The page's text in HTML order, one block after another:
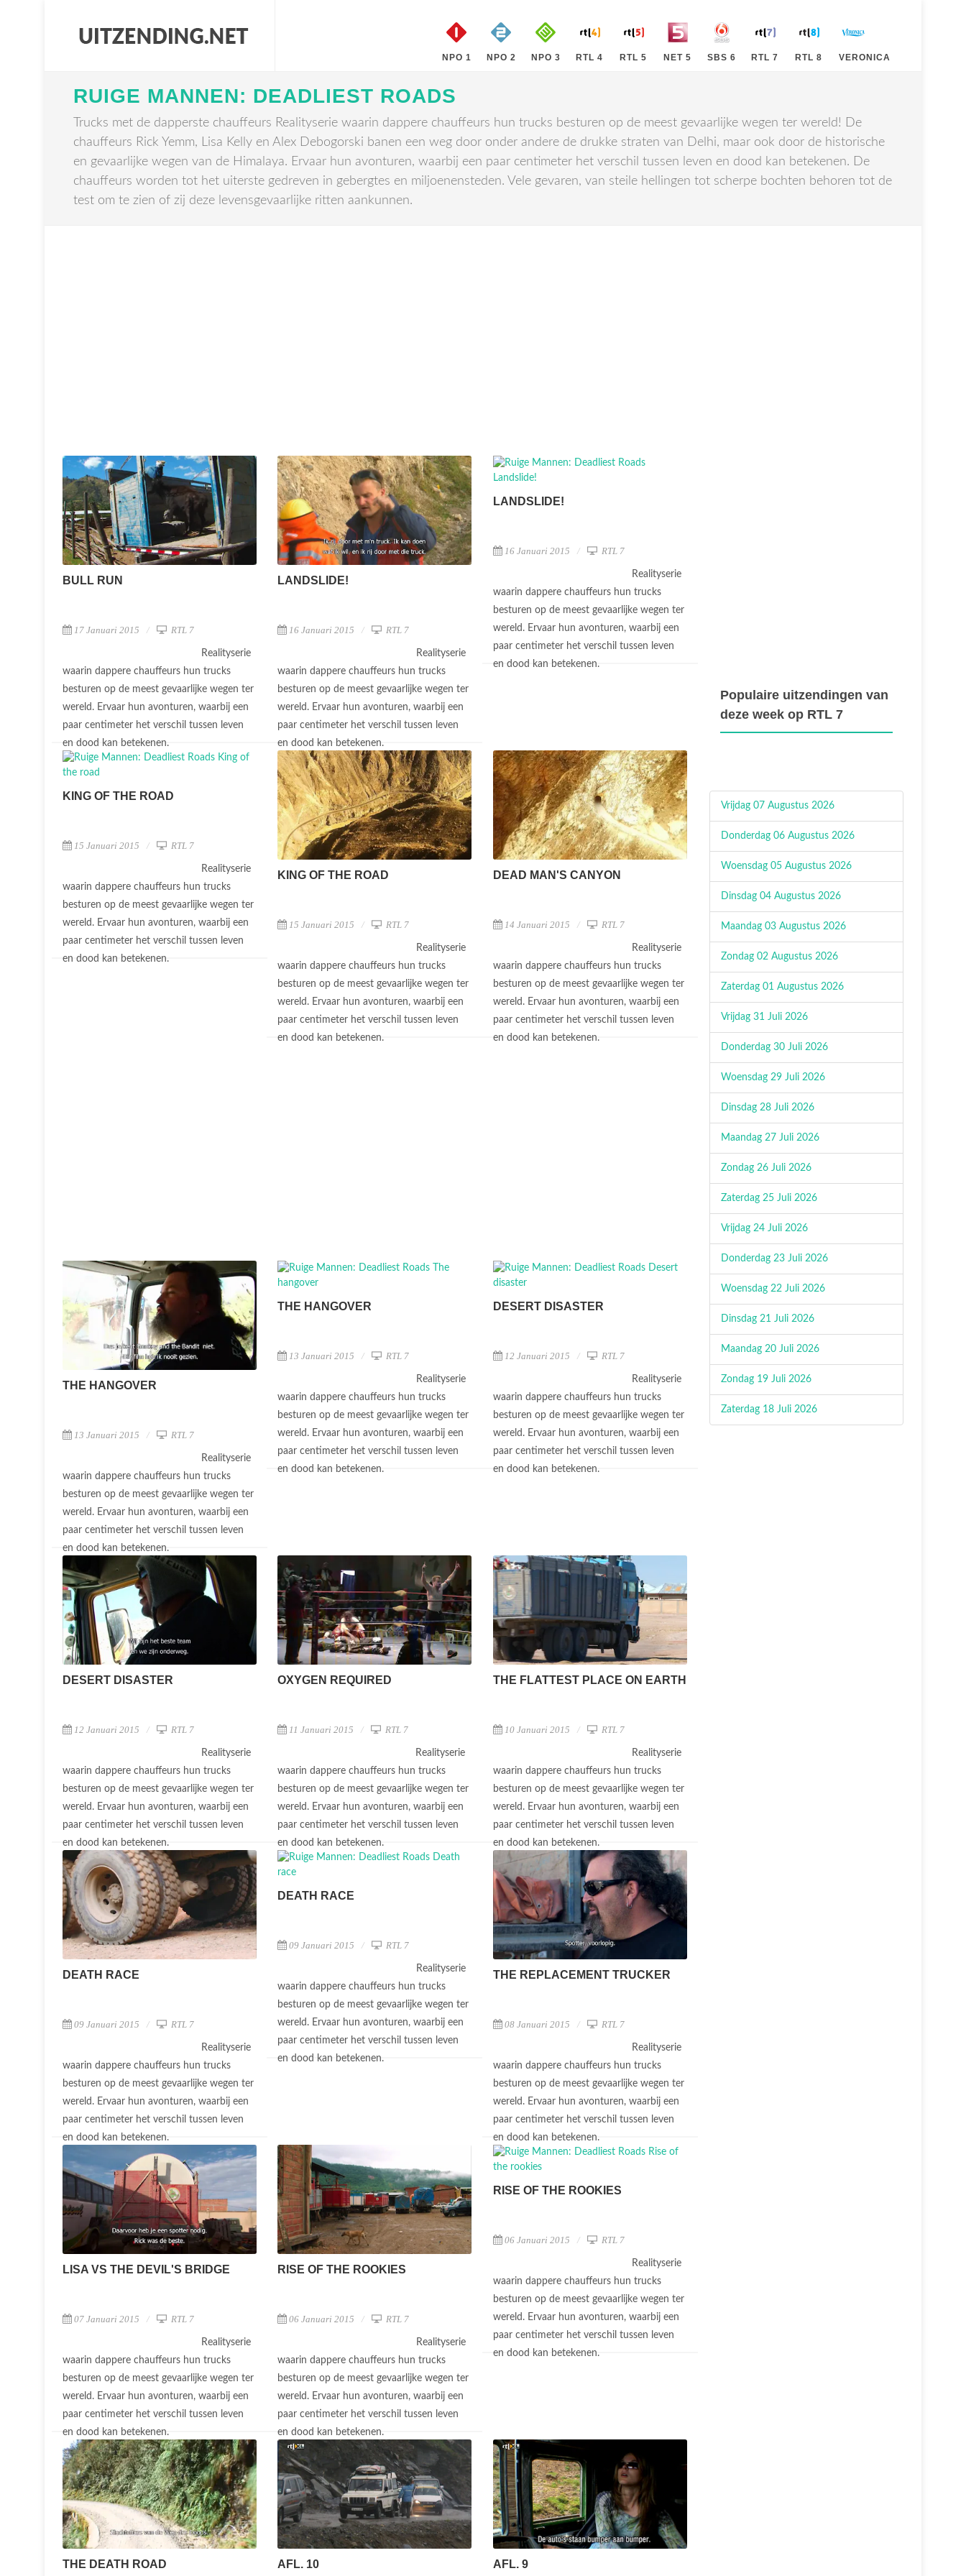
NPO 1 NPO 2 NPO 3 RTL 4 RTL 5 NET 5 SBS 6 RTL 7 RTL 8 VERONICA
RUIGE MANNEN: DEADLIEST ROADS
Trucks met de dapperste chauffeurs Realityserie waarin dappere chauffeurs hun trucks besturen op de meest gevaarlijke wegen ter wereld! De
chauffeurs Rick Yemm, Lisa Kelly en Alex Debogorski banen een weg door onder andere de drukke straten van Delhi, maar ook door de historische
en gevaarlijke wegen van de Himalaya. Ervaar hun avonturen, waarbij een paar centimeter het verschil tussen leven en dood kan betekenen. De
chauffeurs worden tot het uiterste gedreven in gebergtes en miljoenensteden. Vele gevaren, van steile hellingen tot scherpe bochten behoren tot de
test om te zien of zij deze levensgevaarlijke ritten aankunnen.
BULL RUN
17 Januari 2015 RTL 7
Realityserie
waarin dappere chauffeurs hun trucks
besturen op de meest gevaarlijke wegen ter
wereld. Ervaar hun avonturen, waarbij een
paar centimeter het verschil tussen leven
en dood kan betekenen.
LANDSLIDE!
16 Januari 2015 RTL 7
Realityserie
waarin dappere chauffeurs hun trucks
besturen op de meest gevaarlijke wegen ter
wereld. Ervaar hun avonturen, waarbij een
paar centimeter het verschil tussen leven
en dood kan betekenen.
LANDSLIDE!
16 Januari 2015 RTL 7
Realityserie
waarin dappere chauffeurs hun trucks
besturen op de meest gevaarlijke wegen ter
wereld. Ervaar hun avonturen, waarbij een
paar centimeter het verschil tussen leven
en dood kan betekenen.
KING OF THE ROAD
15 Januari 2015 RTL 7
Realityserie
waarin dappere chauffeurs hun trucks
besturen op de meest gevaarlijke wegen ter
wereld. Ervaar hun avonturen, waarbij een
paar centimeter het verschil tussen leven
en dood kan betekenen.
KING OF THE ROAD
15 Januari 2015 RTL 7
Realityserie
waarin dappere chauffeurs hun trucks
besturen op de meest gevaarlijke wegen ter
wereld. Ervaar hun avonturen, waarbij een
paar centimeter het verschil tussen leven
en dood kan betekenen.
DEAD MAN'S CANYON
14 Januari 2015 RTL 7
Realityserie
waarin dappere chauffeurs hun trucks
besturen op de meest gevaarlijke wegen ter
wereld. Ervaar hun avonturen, waarbij een
paar centimeter het verschil tussen leven
en dood kan betekenen.
THE HANGOVER
13 Januari 2015 RTL 7
Realityserie
waarin dappere chauffeurs hun trucks
besturen op de meest gevaarlijke wegen ter
wereld. Ervaar hun avonturen, waarbij een
paar centimeter het verschil tussen leven
en dood kan betekenen.
THE HANGOVER
13 Januari 2015 RTL 7
Realityserie
waarin dappere chauffeurs hun trucks
besturen op de meest gevaarlijke wegen ter
wereld. Ervaar hun avonturen, waarbij een
paar centimeter het verschil tussen leven
en dood kan betekenen.
DESERT DISASTER
12 Januari 2015 RTL 7
Realityserie
waarin dappere chauffeurs hun trucks
besturen op de meest gevaarlijke wegen ter
wereld. Ervaar hun avonturen, waarbij een
paar centimeter het verschil tussen leven
en dood kan betekenen.
DESERT DISASTER
12 Januari 2015 RTL 7
Realityserie
waarin dappere chauffeurs hun trucks
besturen op de meest gevaarlijke wegen ter
wereld. Ervaar hun avonturen, waarbij een
paar centimeter het verschil tussen leven
en dood kan betekenen.
OXYGEN REQUIRED
11 Januari 2015 RTL 7
Realityserie
waarin dappere chauffeurs hun trucks
besturen op de meest gevaarlijke wegen ter
wereld. Ervaar hun avonturen, waarbij een
paar centimeter het verschil tussen leven
en dood kan betekenen.
THE FLATTEST PLACE ON EARTH
10 Januari 2015 RTL 7
Realityserie
waarin dappere chauffeurs hun trucks
besturen op de meest gevaarlijke wegen ter
wereld. Ervaar hun avonturen, waarbij een
paar centimeter het verschil tussen leven
en dood kan betekenen.
DEATH RACE
09 Januari 2015 RTL 7
Realityserie
waarin dappere chauffeurs hun trucks
besturen op de meest gevaarlijke wegen ter
wereld. Ervaar hun avonturen, waarbij een
paar centimeter het verschil tussen leven
en dood kan betekenen.
DEATH RACE
09 Januari 2015 RTL 7
Realityserie
waarin dappere chauffeurs hun trucks
besturen op de meest gevaarlijke wegen ter
wereld. Ervaar hun avonturen, waarbij een
paar centimeter het verschil tussen leven
en dood kan betekenen.
THE REPLACEMENT TRUCKER
08 Januari 2015 RTL 7
Realityserie
waarin dappere chauffeurs hun trucks
besturen op de meest gevaarlijke wegen ter
wereld. Ervaar hun avonturen, waarbij een
paar centimeter het verschil tussen leven
en dood kan betekenen.
LISA VS THE DEVIL'S BRIDGE
07 Januari 2015 RTL 7
Realityserie
waarin dappere chauffeurs hun trucks
besturen op de meest gevaarlijke wegen ter
wereld. Ervaar hun avonturen, waarbij een
paar centimeter het verschil tussen leven
en dood kan betekenen.
RISE OF THE ROOKIES
06 Januari 2015 RTL 7
Realityserie
waarin dappere chauffeurs hun trucks
besturen op de meest gevaarlijke wegen ter
wereld. Ervaar hun avonturen, waarbij een
paar centimeter het verschil tussen leven
en dood kan betekenen.
RISE OF THE ROOKIES
06 Januari 2015 RTL 7
Realityserie
waarin dappere chauffeurs hun trucks
besturen op de meest gevaarlijke wegen ter
wereld. Ervaar hun avonturen, waarbij een
paar centimeter het verschil tussen leven
en dood kan betekenen.
THE DEATH ROAD AFL. 10 AFL. 9
Populaire uitzendingen van
deze week op RTL 7
Vrijdag 07 Augustus 2026
Donderdag 06 Augustus 2026
Woensdag 05 Augustus 2026
Dinsdag 04 Augustus 2026
Maandag 03 Augustus 2026
Zondag 02 Augustus 2026
Zaterdag 01 Augustus 2026
Vrijdag 31 Juli 2026
Donderdag 30 Juli 2026
Woensdag 29 Juli 2026
Dinsdag 28 Juli 2026
Maandag 27 Juli 2026
Zondag 26 Juli 2026
Zaterdag 25 Juli 2026
Vrijdag 24 Juli 2026
Donderdag 23 Juli 2026
Woensdag 22 Juli 2026
Dinsdag 21 Juli 2026
Maandag 20 Juli 2026
Zondag 19 Juli 2026
Zaterdag 18 Juli 2026